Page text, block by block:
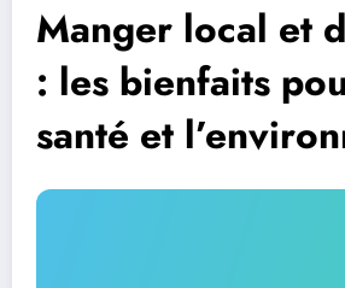
Manger local et
: les bienfaits
santé et